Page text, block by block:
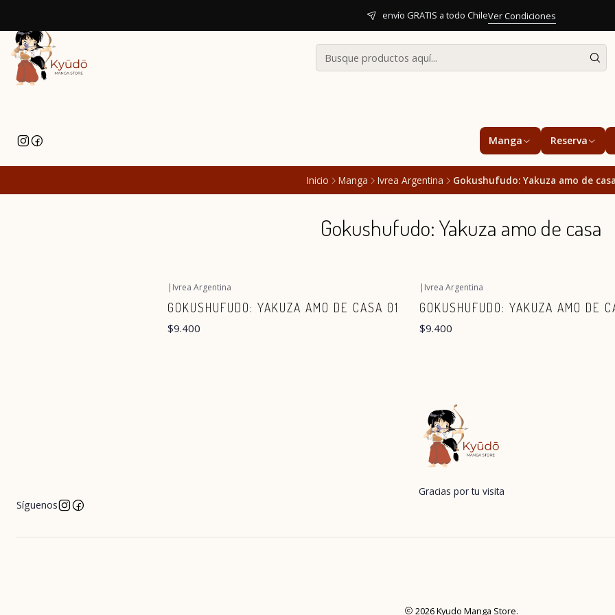
Manga Reserva
envío GRATIS a todo ChileVer Condiciones
Inicio Manga Ivrea Argentina Gokushufudo: Yakuza amo de casa
Gokushufudo: Yakuza amo de casa
| Ivrea Argentina
GOKUSHUFUDO: YAKUZA AMO DE CASA 01
$9.400
| Ivrea Argentina
GOKUSHUFUDO: YAKUZA AMO DE
$9.400
Gracias por tu visita
Síguenos
2026 Kyudo Manga Store.